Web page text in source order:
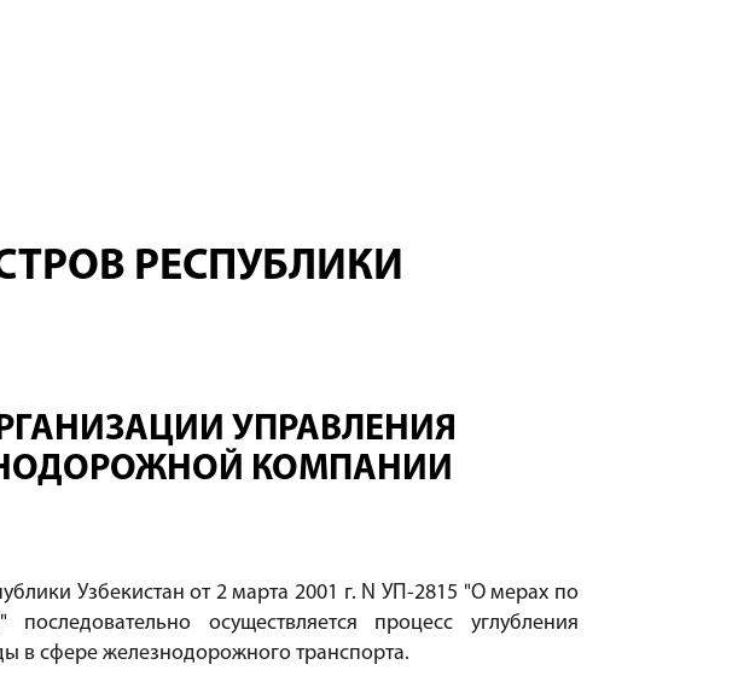
РЕСПУБЛИКИ
УПРАВЛЕНИЯ
КОМПАНИИ
Узбекистан от 2 марта 2001 г. N УП-2815 "О мерах по
осуществляется процесс углубления
в сфере железнодорожного транспорта.